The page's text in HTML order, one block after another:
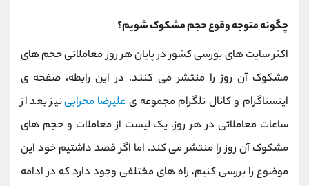
چگونه متوجه وقوع حجم مشکوک شویم؟
اکثر سایت های بورسی کشور در پایان هر روز معاملاتی حجم های
مشکوک آن روز را منتشر می کنند. در این رابطه، صفحه ی
اینستاگرام و کانال تلگرام مجموعه ی علیرضا محرابینیز بعد از
ساعات معاملاتی در هر روز، یک لیست از معاملات و حجم های
مشکوک آن روز را منتشر می کند. اما اگر قصد داشتیم خود این
موضوع را بررسی کنیم، راه های مختلفی وجود دارد که در ادامه